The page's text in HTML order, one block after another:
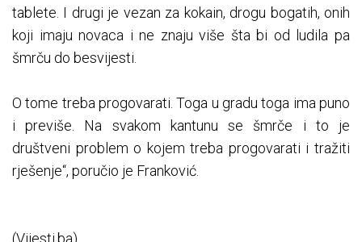
tablete. I drugi je vezan za kokain, drogu bogatih, onih
koji imaju novaca i ne znaju više šta bi od ludila pa
šmrču do besvijesti.
O tome treba progovarati. Toga u gradu toga ima puno
i previše. Na svakom kantunu se šmrče i to je
društveni problem o kojem treba progovarati i tražiti
rješenje“, poručio je Franković.
(Vijesti.ba)